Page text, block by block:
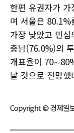
한편 유권자가
며 서울은
가장 낮았고 민
충남(76.0%)의
개표율이
날 것으로 전망했
Copyright © 경제일